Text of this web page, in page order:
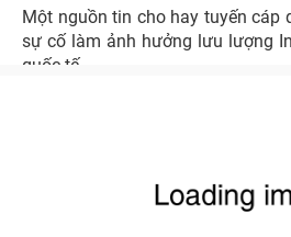
Một nguồn tin cho hay tuyến cáp
sự cố làm ảnh hưởng lưu lượng
quốc tế.